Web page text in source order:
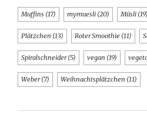
Muffins (17) mymuesli (20) Müsli (19)
Plätzchen (13) Roter Smoothie (11)
Spiralschneider(5) vegan (19)
Weber(7) Weihnachtsplätzchen (11)